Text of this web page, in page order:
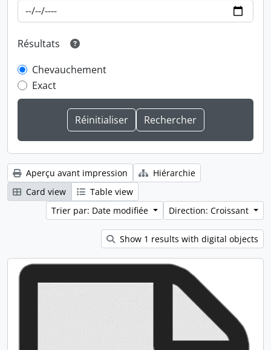
Résultats
Chevauchement
Exact
Aperçu avant impression
Hiérarchie
Card view
Table view
Trier par: Date modifiée
Direction: Croissant
Show 1 results with digital objects